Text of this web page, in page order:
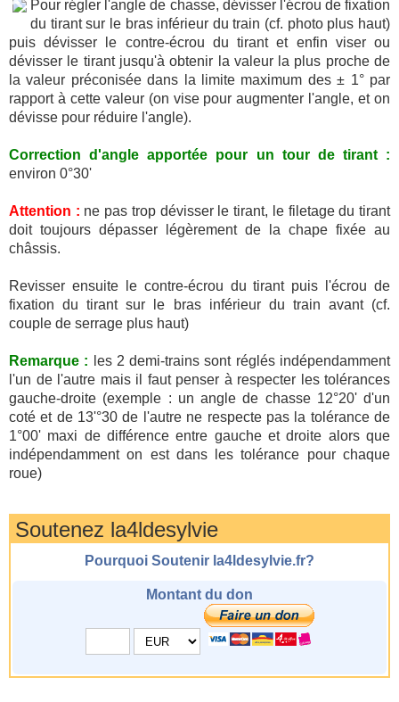
Pour régler l'angle de chasse, dévisser l'écrou de fixation
du tirant sur le bras inférieur du train (cf. photo plus haut)
puis dévisser le contre-écrou du tirant et enfin viser ou
dévisser le tirant jusqu'à obtenir la valeur la plus proche de
la valeur préconisée dans la limite maximum des ± 1° par
rapport à cette valeur (on vise pour augmenter l'angle, et on
dévisse pour réduire l'angle).
Correction d'angle apportée pour un tour de tirant :
environ 0°30'
Attention : ne pas trop dévisser le tirant, le filetage du tirant
doit toujours dépasser légèrement de la chape fixée au
châssis.
Revisser ensuite le contre-écrou du tirant puis l'écrou de
fixation du tirant sur le bras inférieur du train avant (cf.
couple de serrage plus haut)
Remarque : les 2 demi-trains sont réglés indépendamment
l'un de l'autre mais il faut penser à respecter les tolérances
gauche-droite (exemple : un angle de chasse 12°20' d'un
coté et de 13'°30 de l'autre ne respecte pas la tolérance de
1°00' maxi de différence entre gauche et droite alors que
indépendamment on est dans les tolérance pour chaque
roue)
Soutenez la4ldesylvie
Pourquoi Soutenir la4ldesylvie.fr?
Montant du don